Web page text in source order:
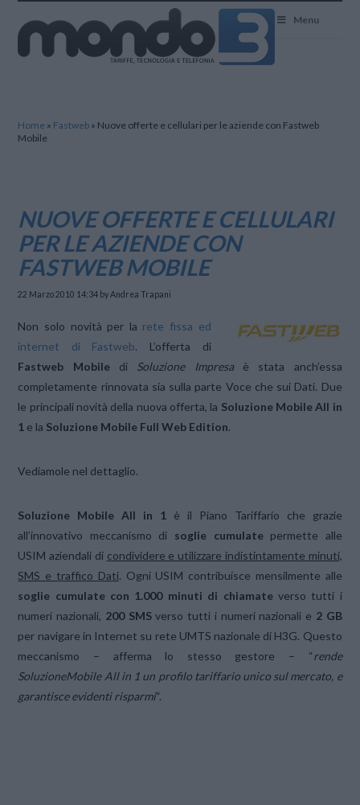
Menu
Home » Fastweb » Nuove offerte e cellulari per le aziende con Fastweb
Mobile
NUOVE OFFERTE E CELLULARI
PER LE AZIENDE CON
FASTWEB MOBILE
22 Marzo 2010 14:34 by Andrea Trapani
Non solo novità per la rete fissa ed
internet di Fastweb. L’offerta di
Fastweb Mobiledi Soluzione Impresaè stata anch’essa
completamente rinnovata sia sulla parte Voce che sui Dati. Due
le principali novità della nuova offerta, la Soluzione Mobile All in
1 e la Soluzione Mobile Full Web Edition.
Vediamole nel dettaglio.
Soluzione Mobile All in 1 è il Piano Tariffario che grazie
all’innovativo meccanismo di soglie cumulatepermette alle
USIM aziendali di condividere e utilizzare indistintamente minuti,
SMS e traffico Dati. Ogni USIM contribuisce mensilmente alle
soglie cumulate con 1.000 minuti di chiamate verso tutti i
numeri nazionali, 200 SMSverso tutti i numeri nazionali e 2 GB
per navigare in Internet su rete UMTS nazionale di H3G. Questo
meccanismo – afferma lo stesso gestore – “rende
SoluzioneMobile All in 1 un profilo tariffario unico sul mercato, e
garantisce evidenti risparmi“.